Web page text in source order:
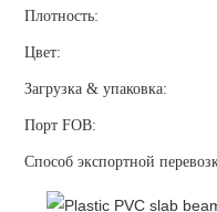
Плотность:
Цвет:
Загрузка & упаковка:
Порт FOB:
Способ экспортной